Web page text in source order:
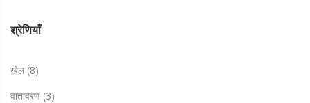
श्रेणियाँ
खेल (8)
वातावरण (3)